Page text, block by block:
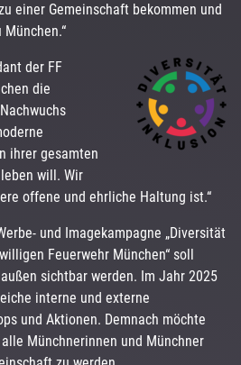
einer Gemeinschaft bekommen und
der FF
die
ihrer gesamten
will. Wir
offene und ehrliche Haltung ist.“
und Imagekampagne „Diversität
Feuerwehr München“ soll
sichtbar werden. Im Jahr 2025
interne und externe
und Aktionen. Demnach möchte
Münchnerinnen und Münchner